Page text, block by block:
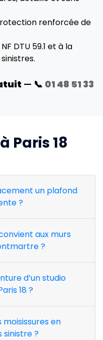
renforcée de
DTU 59.1 et à la
— 📞 01 48 51 33
Paris 18
un plafond
?
aux murs
?
d’un studio
18 ?
en
sinistre ?